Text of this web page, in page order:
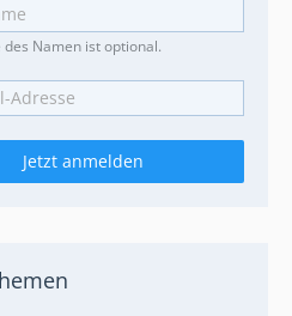
des Namen ist optional.
Jetzt anmelden